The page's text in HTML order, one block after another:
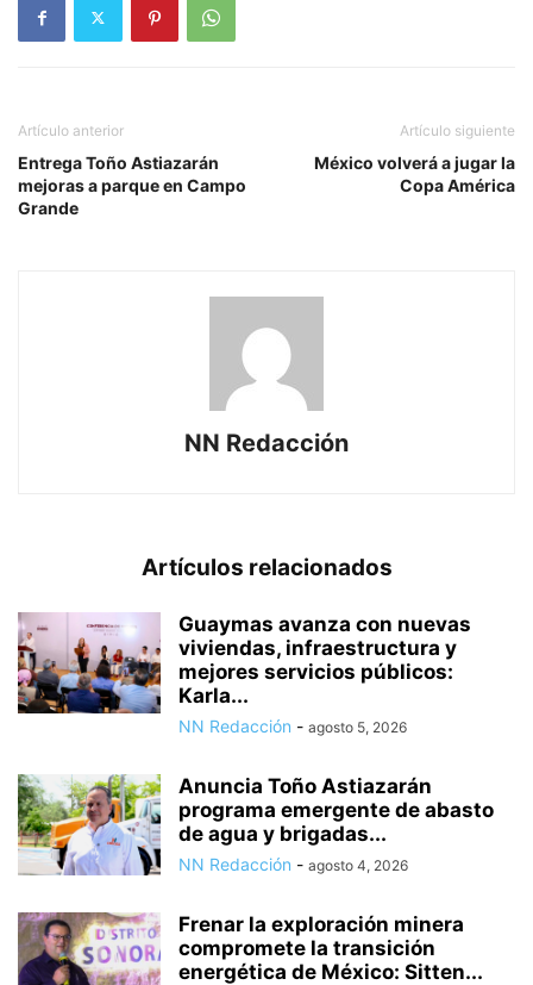
Artículo anterior
Entrega Toño Astiazarán
mejoras a parque en Campo
Grande
Artículo siguiente
México volverá a jugar la
Copa América
NN Redacción
Artículos relacionados
Guaymas avanza con nuevas
viviendas, infraestructura y
mejores servicios públicos:
Karla...
NN Redacción - agosto 5, 2026
Anuncia Toño Astiazarán
programa emergente de abasto
de agua y brigadas...
NN Redacción - agosto 4, 2026
Frenar la exploración minera
compromete la transición
energética de México: Sitten...